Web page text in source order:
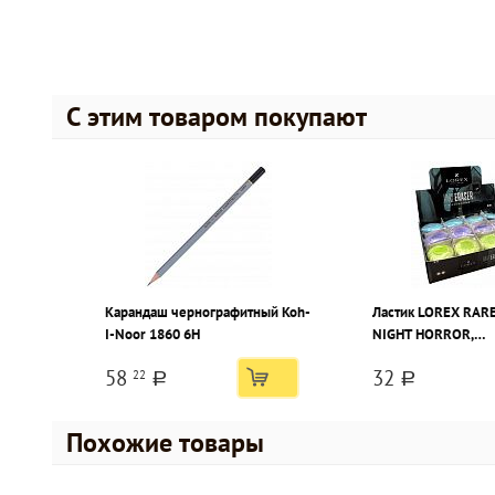
С этим товаром покупают
Карандаш чернографитный Koh-
I-Noor 1860 6Н
58 22 a
Ластик LOREX
NIGHT HORROR,
термопластичная
45х12х10 мм
мягкий,
32 a
Похожие товары